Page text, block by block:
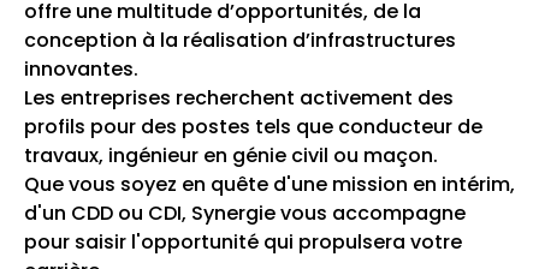
offre une multitude d’opportunités, de la
conception à la réalisation d’infrastructures
innovantes.
Les entreprises recherchent activement des
profils pour des postes tels que conducteur de
travaux, ingénieur en génie civil ou maçon.
Que vous soyez en quête d'une mission en intérim,
d'un CDD ou CDI, Synergie vous accompagne
pour saisir l'opportunité qui propulsera votre